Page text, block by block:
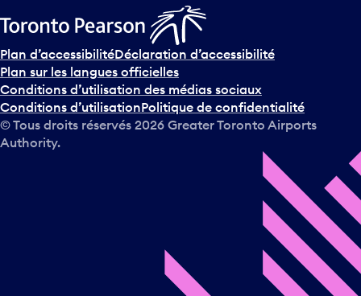
Plan d’accessibilitéDéclaration d’accessibilité
Plan sur les langues officielles
Conditions d’utilisation des médias sociaux
Conditions d’utilisationPolitique de confidentialité
© Tous droits réservés 2026 Greater Toronto Airports
Authority.